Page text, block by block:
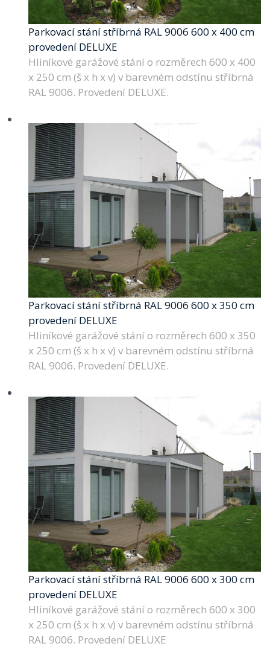
Parkovací stání stříbrná RAL 9006 600 x 400 cm
provedení DELUXE
Hliníkové garážové stání o rozměrech 600 x 400
x 250 cm (š x h x v) v barevném odstínu stříbrná
RAL 9006. Provedení DELUXE.
Parkovací stání stříbrná RAL 9006 600 x 350 cm
provedení DELUXE
Hliníkové garážové stání o rozměrech 600 x 350
x 250 cm (š x h x v) v barevném odstínu stříbrná
RAL 9006. Provedení DELUXE.
Parkovací stání stříbrná RAL 9006 600 x 300 cm
provedení DELUXE
Hliníkové garážové stání o rozměrech 600 x 300
x 250 cm (š x h x v) v barevném odstínu stříbrná
RAL 9006. Provedení DELUXE